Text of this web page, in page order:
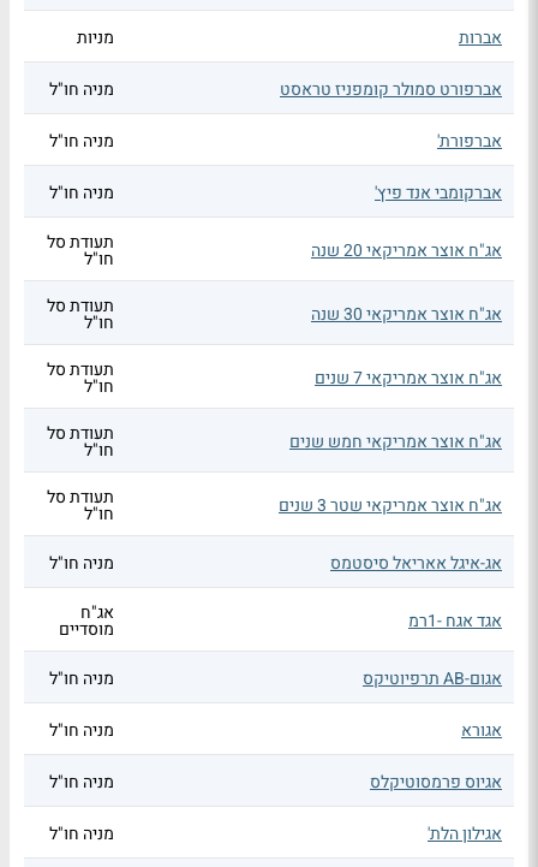
אברות מניות
אברפורט סמולר קומפניז טראסט מניה חו"ל
אברפורת' מניה חו"ל
אברקומבי אנד פיץ' מניה חו"ל
אג"ח אוצר אמריקאי 20 שנה תעודת סל
חו"ל
אג"ח אוצר אמריקאי 30 שנה תעודת סל
חו"ל
אג"ח אוצר אמריקאי 7 שנים תעודת סל
חו"ל
אג"ח אוצר אמריקאי חמש שנים תעודת סל
חו"ל
אג"ח אוצר אמריקאי שטר 3 שנים תעודת סל
חו"ל
אג-איגל אאריאל סיסטמס
מניה חו"ל
אגד אגח -1רמ אג"ח
מוסדיים
אגום-AB תרפיוטיקס
מניה חו"ל
אגורא מניה חו"ל
אגיוס פרמסוטיקלס מניה חו"ל
אגילון הלת' מניה חו"ל